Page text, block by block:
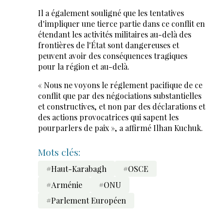
Il a également souligné que les tentatives
d'impliquer une tierce partie dans ce conflit en
étendant les activités militaires au-delà des
frontières de l'État sont dangereuses et
peuvent avoir des conséquences tragiques
pour la région et au-delà.
« Nous ne voyons le réglement pacifique de ce
conflit que par des négociations substantielles
et constructives, et non par des déclarations et
des actions provocatrices qui sapent les
pourparlers de paix », a affirmé Ilhan Kuchuk.
Mots clés:
#Haut-Karabagh
#OSCE
#Arménie
#ONU
#Parlement Européen